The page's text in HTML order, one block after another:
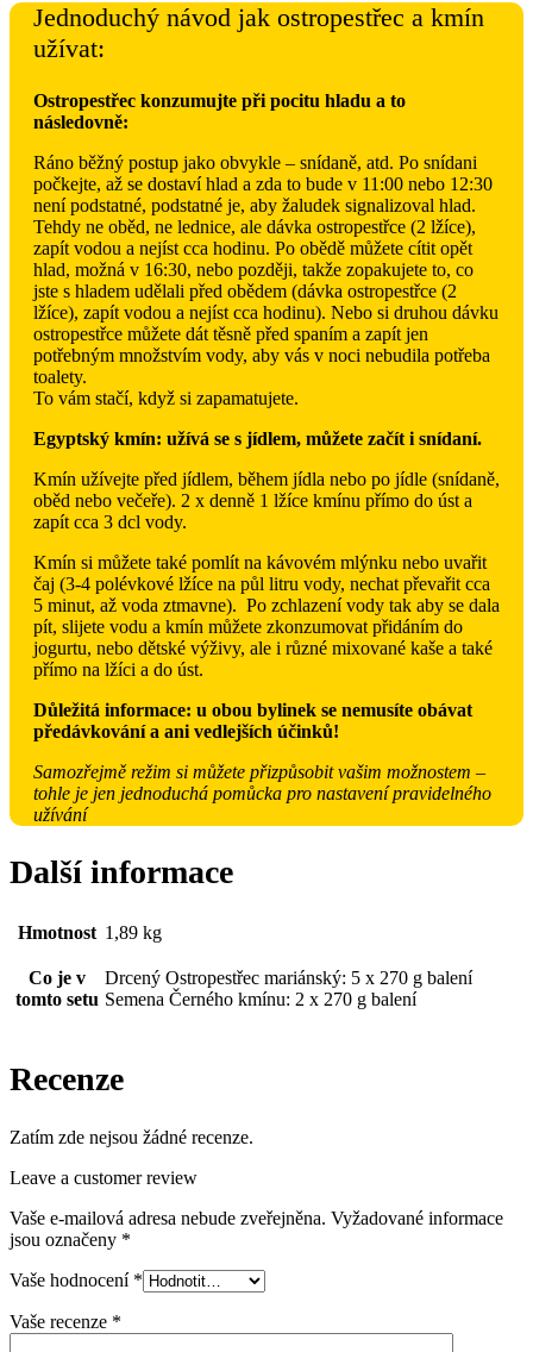
Jednoduchý návod jak ostropestřec a kmín
užívat:
Ostropestřec konzumujte při pocitu hladu a to
následovně:
Ráno běžný postup jako obvykle – snídaně, atd. Po snídani
počkejte, až se dostaví hlad a zda to bude v 11:00 nebo 12:30
není podstatné, podstatné je, aby žaludek signalizoval hlad.
Tehdy ne oběd, ne lednice, ale dávka ostropestřce (2 lžíce),
zapít vodou a nejíst cca hodinu. Po obědě můžete cítit opět
hlad, možná v 16:30, nebo později, takže zopakujete to, co
jste s hladem udělali před obědem (dávka ostropestřce (2
lžíce), zapít vodou a nejíst cca hodinu). Nebo si druhou dávku
ostropestřce můžete dát těsně před spaním a zapít jen
potřebným množstvím vody, aby vás v noci nebudila potřeba
toalety.
To vám stačí, když si zapamatujete.
Egyptský kmín: užívá se s jídlem, můžete začít i snídaní.
Kmín užívejte před jídlem, během jídla nebo po jídle (snídaně,
oběd nebo večeře). 2 x denně 1 lžíce kmínu přímo do úst a
zapít cca 3 dcl vody.
Kmín si můžete také pomlít na kávovém mlýnku nebo uvařit
čaj (3-4 polévkové lžíce na půl litru vody, nechat převařit cca
5 minut, až voda ztmavne). Po zchlazení vody tak aby se dala
pít, slijete vodu a kmín můžete zkonzumovat přidáním do
jogurtu, nebo dětské výživy, ale i různé mixované kaše a také
přímo na lžíci a do úst.
Důležitá informace: u obou bylinek se nemusíte obávat
předávkování a ani vedlejších účinků!
Samozřejmě režim si můžete přizpůsobit vašim možnostem –
tohle je jen jednoduchá pomůcka pro nastavení pravidelného
užívání
Další informace
Hmotnost 1,89 kg
Co je v
tomto setu
Drcený Ostropestřec mariánský: 5 x 270 g balení
Semena Černého kmínu: 2 x 270 g balení
Recenze
Zatím zde nejsou žádné recenze.
Leave a customer review
Vaše e-mailová adresa nebude zveřejněna. Vyžadované informace
jsou označeny *
Vaše hodnocení *
Vaše recenze *